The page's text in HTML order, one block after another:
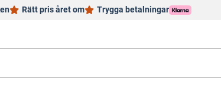
Rätt pris året om Trygga betalningar